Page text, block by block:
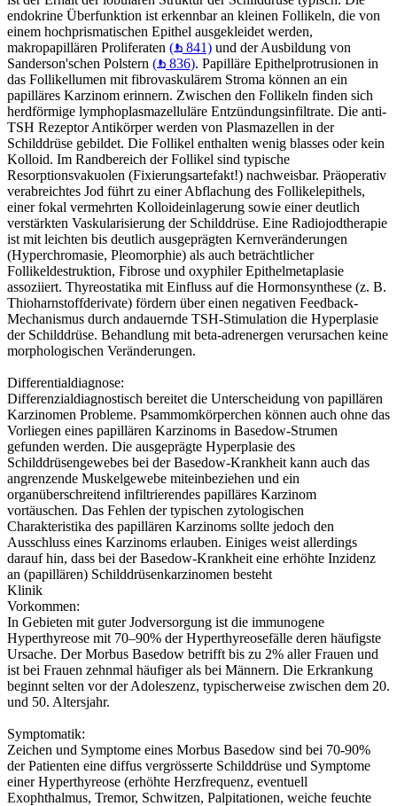
endokrine Überfunktion ist erkennbar an kleinen Follikeln, die von
einem hochprismatischen Epithel ausgekleidet werden,
makropapillären Proliferaten ( 841) und der Ausbildung von
Sanderson'schen Polstern ( 836). Papilläre Epithelprotrusionen in
das Follikellumen mit fibrovaskulärem Stroma können an ein
papilläres Karzinom erinnern. Zwischen den Follikeln finden sich
herdförmige lymphoplasmazelluläre Entzündungsinfiltrate. Die anti-
TSH Rezeptor Antikörper werden von Plasmazellen in der
Schilddrüse gebildet. Die Follikel enthalten wenig blasses oder kein
Kolloid. Im Randbereich der Follikel sind typische
Resorptionsvakuolen (Fixierungsartefakt!) nachweisbar. Präoperativ
verabreichtes Jod führt zu einer Abflachung des Follikelepithels,
einer fokal vermehrten Kolloideinlagerung sowie einer deutlich
verstärkten Vaskularisierung der Schilddrüse. Eine Radiojodtherapie
ist mit leichten bis deutlich ausgeprägten Kernveränderungen
(Hyperchromasie, Pleomorphie) als auch beträchtlicher
Follikeldestruktion, Fibrose und oxyphiler Epithelmetaplasie
assoziiert. Thyreostatika mit Einfluss auf die Hormonsynthese (z. B.
Thioharnstoffderivate) fördern über einen negativen Feedback-
Mechanismus durch andauernde TSH-Stimulation die Hyperplasie
der Schilddrüse. Behandlung mit beta-adrenergen verursachen keine
morphologischen Veränderungen.
Differentialdiagnose:
Differenzialdiagnostisch bereitet die Unterscheidung von papillären
Karzinomen Probleme. Psammomkörperchen können auch ohne das
Vorliegen eines papillären Karzinoms in Basedow-Strumen
gefunden werden. Die ausgeprägte Hyperplasie des
Schilddrüsengewebes bei der Basedow-Krankheit kann auch das
angrenzende Muskelgewebe miteinbeziehen und ein
organüberschreitend infiltrierendes papilläres Karzinom
vortäuschen. Das Fehlen der typischen zytologischen
Charakteristika des papillären Karzinoms sollte jedoch den
Ausschluss eines Karzinoms erlauben. Einiges weist allerdings
darauf hin, dass bei der Basedow-Krankheit eine erhöhte Inzidenz
an (papillären) Schilddrüsenkarzinomen besteht
Klinik
Vorkommen:
In Gebieten mit guter Jodversorgung ist die immunogene
Hyperthyreose mit 70–90% der Hyperthyreosefälle deren häufigste
Ursache. Der Morbus Basedow betrifft bis zu 2% aller Frauen und
ist bei Frauen zehnmal häufiger als bei Männern. Die Erkrankung
beginnt selten vor der Adoleszenz, typischerweise zwischen dem 20.
und 50. Altersjahr.
Symptomatik:
Zeichen und Symptome eines Morbus Basedow sind bei 70-90%
der Patienten eine diffus vergrösserte Schilddrüse und Symptome
einer Hyperthyreose (erhöhte Herzfrequenz, eventuell
Exophthalmus, Tremor, Schwitzen, Palpitationen, weiche feuchte